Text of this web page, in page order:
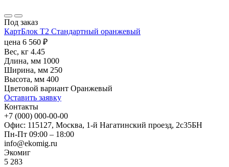
Под заказ
КартБлок Т2 Стандартный оранжевый
цена 6 560 ₽
Вес, кг 4.45
Длина, мм 1000
Ширина, мм 250
Высота, мм 400
Цветовой вариант Оранжевый
Оставить заявку
Контакты
+7 (000) 000-00-00
Офис: 115127, Москва, 1-й Нагатинский проезд, 2с35БН
Пн-Пт 09:00 – 18:00
info@ekomig.ru
Экомиг
5 283